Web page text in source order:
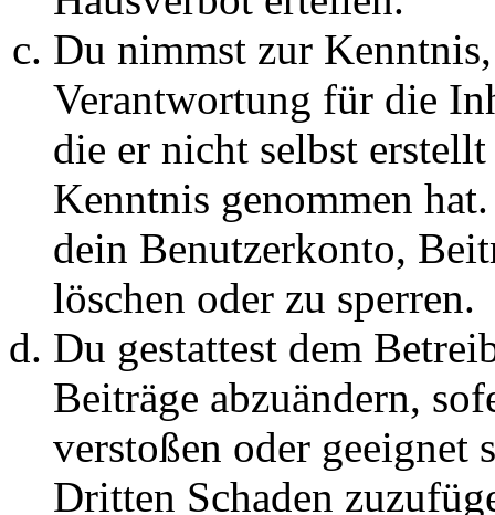
Du nimmst zur
Verantwortung für die
die er nicht selbst
Kenntnis genommen
dein Benutzerkonto,
löschen oder zu sperren.
Du gestattest dem
Beiträge abzuändern,
verstoßen oder geeignet
Dritten Schaden